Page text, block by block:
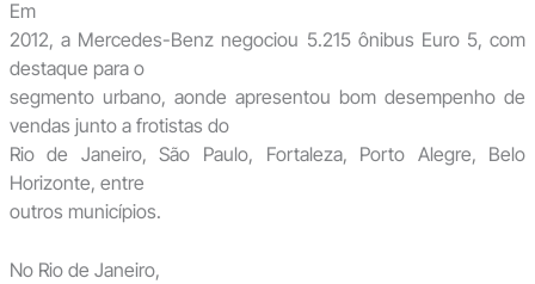
Em
2012, a Mercedes-Benz negociou 5.215 ônibus Euro 5, com
destaque para o
segmento urbano, aonde apresentou bom desempenho de
vendas junto a frotistas do
Rio de Janeiro, São Paulo, Fortaleza, Porto Alegre, Belo
Horizonte, entre
outros municípios.
No Rio de Janeiro,